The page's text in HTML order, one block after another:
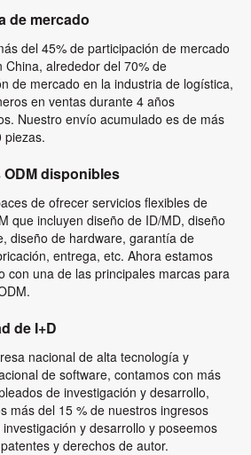
de mercado
del 45% de participación de mercado
China, alrededor del 70% de
de mercado en la industria de logística,
en ventas durante 4 años
Nuestro envío acumulado es de más
piezas.
disponibles
de ofrecer servicios flexibles de
que incluyen diseño de ID/MD, diseño
diseño de hardware, garantía de
entrega, etc. Ahora estamos
con una de las principales marcas para
de I+D
nacional de alta tecnología y
de software, contamos con más
de investigación y desarrollo,
más del 15 % de nuestros ingresos
y desarrollo y poseemos
y derechos de autor.